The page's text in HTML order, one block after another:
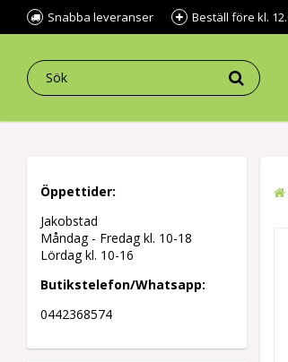
Snabba leveranser Beställ före kl.
Öppettider:
Jakobstad
Måndag - Fredag kl. 10-18
Lördag kl. 10-16
Butikstelefon/Whatsapp:
0442368574